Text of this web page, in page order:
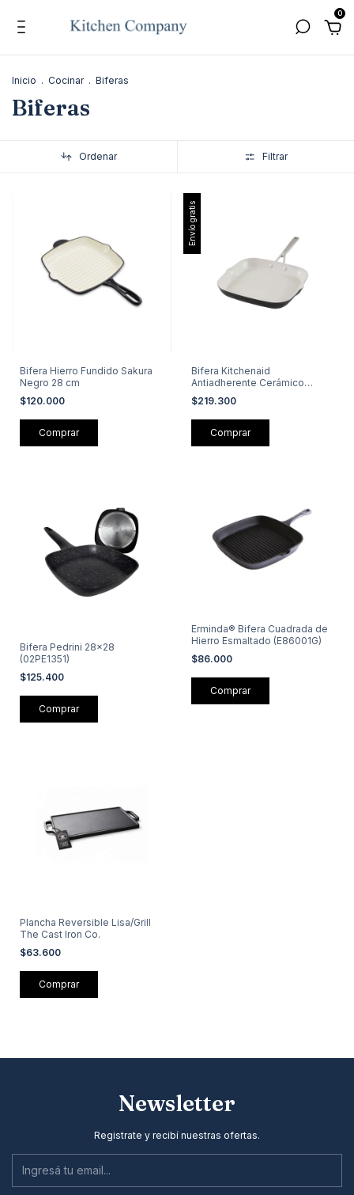
0
Inicio . Cocinar . Biferas
Biferas
Ordenar Filtrar
Bifera Hierro Fundido Sakura
Negro 28 cm
$120.000
Envío gratis
Bifera Kitchenaid
Antiadherente Cerámico
Negra 29cm
$219.300
Bifera Pedrini 28x28
(02PE1351)
$125.400
Erminda® Bifera Cuadrada de
Hierro Esmaltado (E86001G)
$86.000
Plancha Reversible Lisa/Grill
The Cast Iron Co.
$63.600
Newsletter
Registrate y recibí nuestras ofertas.